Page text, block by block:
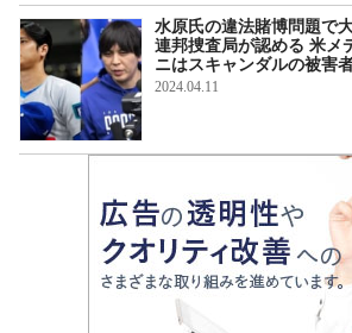
水原氏の違法賭博問題で
連邦捜査局が認める 米メ
ニはスキャンダルの被害者
2024.04.11